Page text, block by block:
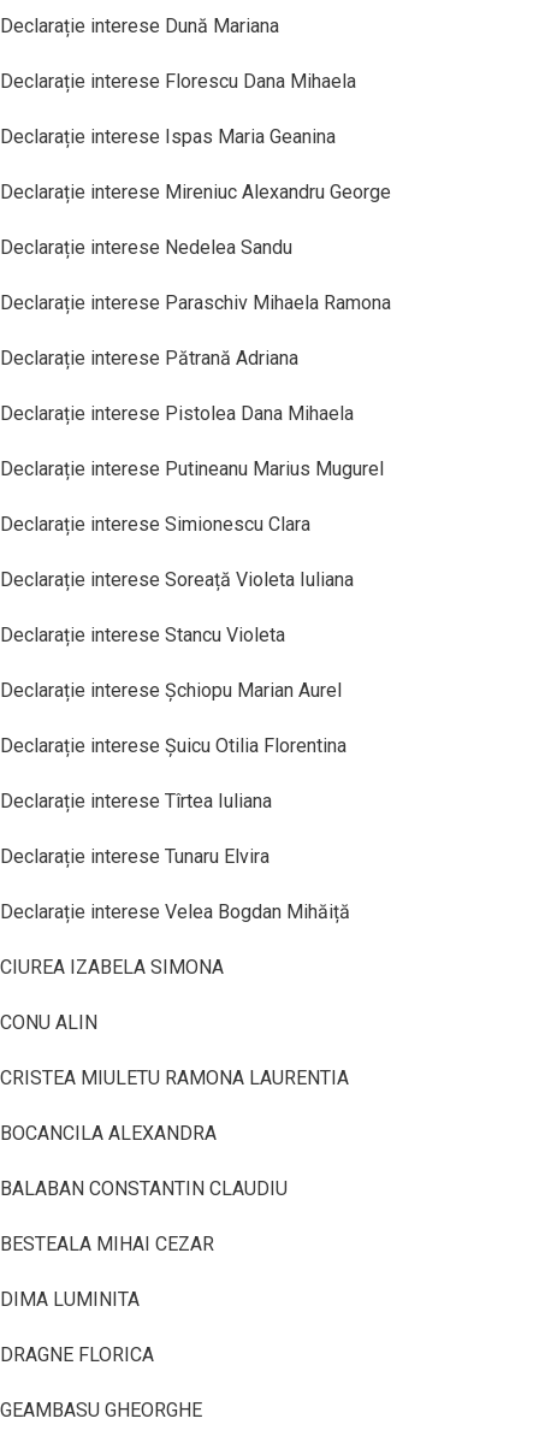
Declarație interese Dună Mariana
Declarație interese Florescu Dana Mihaela
Declarație interese Ispas Maria Geanina
Declarație interese Mireniuc Alexandru George
Declarație interese Nedelea Sandu
Declarație interese Paraschiv Mihaela Ramona
Declarație interese Pătrană Adriana
Declarație interese Pistolea Dana Mihaela
Declarație interese Putineanu Marius Mugurel
Declarație interese Simionescu Clara
Declarație interese Soreață Violeta Iuliana
Declarație interese Stancu Violeta
Declarație interese Șchiopu Marian Aurel
Declarație interese Șuicu Otilia Florentina
Declarație interese Tîrtea Iuliana
Declarație interese Tunaru Elvira
Declarație interese Velea Bogdan Mihăiță
CIUREA IZABELA SIMONA
CONU ALIN
CRISTEA MIULETU RAMONA LAURENTIA
BOCANCILA ALEXANDRA
BALABAN CONSTANTIN CLAUDIU
BESTEALA MIHAI CEZAR
DIMA LUMINITA
DRAGNE FLORICA
GEAMBASU GHEORGHE